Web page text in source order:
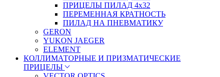
ПРИЦЕЛЫ ПИЛАД 4х32
ПЕРЕМЕННАЯ КРАТНОСТЬ
ПИЛАД НА ПНЕВМАТИКУ
GERON
YUKON JAEGER
ELEMENT
КОЛЛИМАТОРНЫЕ И ПРИЗМАТИЧЕСКИЕ
ПРИЦЕЛЫ